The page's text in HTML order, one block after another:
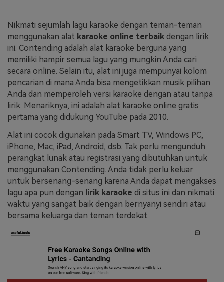
Nikmati sejumlah lagu karaoke dengan teman-teman
menggunakan alat karaoke online terbaik dengan lirik
ini. Contending adalah alat karaoke berguna yang
memiliki hampir semua lagu yang mungkin Anda cari
secara online. Selain itu, alat ini juga mempunyai kolom
pencarian di mana Anda bisa mengetikkan musik pilihan
Anda dan memperoleh versi karaoke dengan atau tanpa
lirik. Menariknya, ini adalah alat karaoke online gratis
pertama yang didukung YouTube pada 2010.
Alat ini cocok digunakan pada Smart TV, Windows PC,
iPhone, Mac, iPad, Android, dsb. Tak perlu mengunduh
perangkat lunak atau registrasi yang dibutuhkan untuk
menggunakan Contending. Anda tidak perlu keluar
untuk bersenang-senang karena Anda dapat mengakses
lagu apa pun dengan lirik karaoke di situs ini dan nikmati
waktu yang sangat baik dengan bernyanyi sendiri atau
bersama keluarga dan teman terdekat.